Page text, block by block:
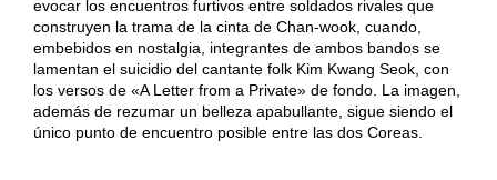
evocar los encuentros furtivos entre soldados rivales que
construyen la trama de la cinta de Chan-wook, cuando,
embebidos en nostalgia, integrantes de ambos bandos se
lamentan el suicidio del cantante folk Kim Kwang Seok, con
los versos de «A Letter from a Private» de fondo. La imagen,
además de rezumar un belleza apabullante, sigue siendo el
único punto de encuentro posible entre las dos Coreas.